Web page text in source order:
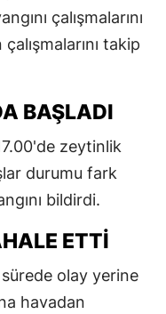
çalışmalarını
takip
BAŞLADI
zeytinlik
durumu fark
bildirdi.
ETTI
olay yerine
havadan